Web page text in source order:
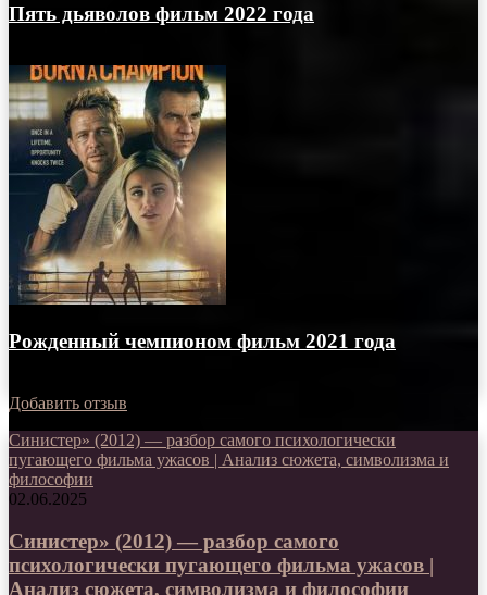
Пять дьяволов фильм 2022 года
Рожденный чемпионом фильм 2021 года
Добавить отзыв
Синистер» (2012) — разбор самого психологически
пугающего фильма ужасов | Анализ сюжета, символизма и
философии
02.06.2025
Синистер» (2012) — разбор самого
психологически пугающего фильма ужасов |
Анализ сюжета, символизма и философии